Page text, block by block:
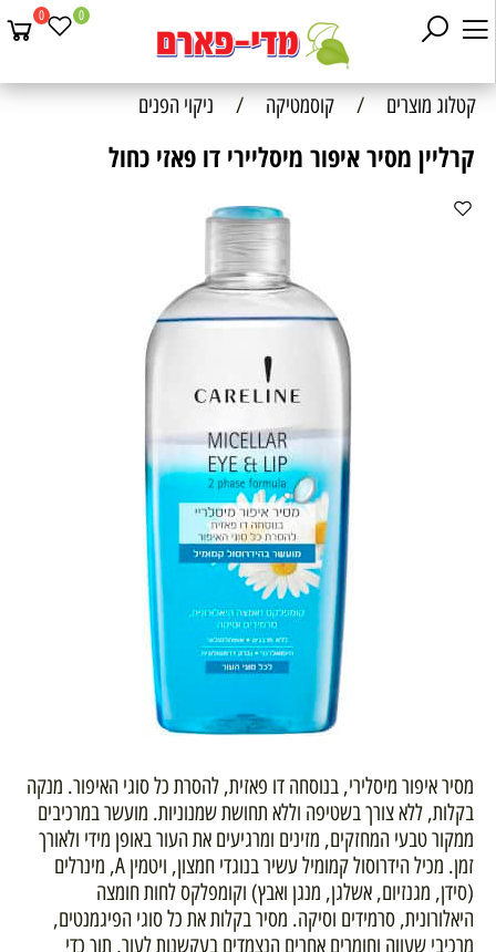
0 0
קטלוג מוצרים / קוסמטיקה / ניקוי הפנים
קרליין מסיר איפור מיסליירי דו פאזי כחול
מסיר איפור מיסלירי, בנוסחה דו פאזית, להסרת כל סוגי האיפור. מנקה
בקלות, ללא צורך בשטיפה וללא תחושת שמנוניות. מועשר במרכיבים
ממקור טבעי המחזקים, מזינים ומרגיעים את העור באופן מידי ולאורך
זמן. מכיל הידרוסול קמומיל עשיר בנוגדי חמצון, ויטמין A, מינרלים
(סידן, מגנזיום, אשלגן, מנגן ואבץ) וקומפלקס לחות חומצה
היאלורונית, סרמידים וסיקה. מסיר בקלות את כל סוגי הפיגמנטים,
מרכיבי שעווה וחומרים אחרים הנצמדים בעקשנות לעור, תוך כדי